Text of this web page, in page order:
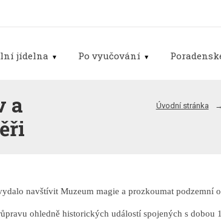
jídelna Po vyučování
a
Úvodní stránka
navštívit Muzeum magie a prozkoumat podzemní
ohledně historických událostí spojených s dobou